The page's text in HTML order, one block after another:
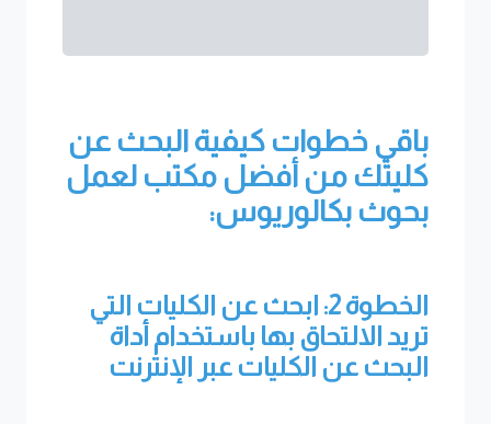
باقي خطوات كيفية البحث عن
كليتك من أفضل مكتب لعمل
بحوث بكالوريوس:
الخطوة 2: ابحث عن الكليات التي
تريد الالتحاق بها باستخدام أداة
البحث عن الكليات عبر الإنترنت